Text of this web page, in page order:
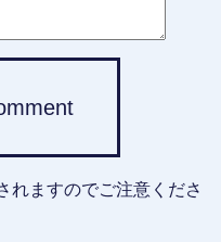
れますのでご注意くださ